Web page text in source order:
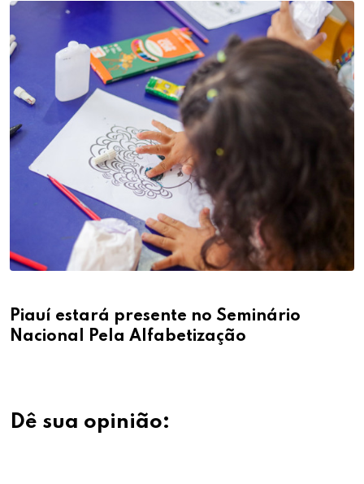
Piauí estará presente no Seminário
Nacional Pela Alfabetização
Dê sua opinião: